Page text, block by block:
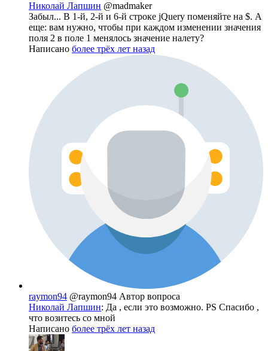
Николай Лапшин @madmaker
Забыл... В 1-й, 2-й и 6-й строке jQuery поменяйте на $. А
еще: вам нужно, чтобы при каждом изменении значения
поля 2 в поле 1 менялось значение налету?
Написано более трёх лет назад
raymon94 @raymon94 Автор вопроса
Николай Лапшин: Да , если это возможно. PS Спасибо ,
что возитесь со мной
Написано более трёх лет назад